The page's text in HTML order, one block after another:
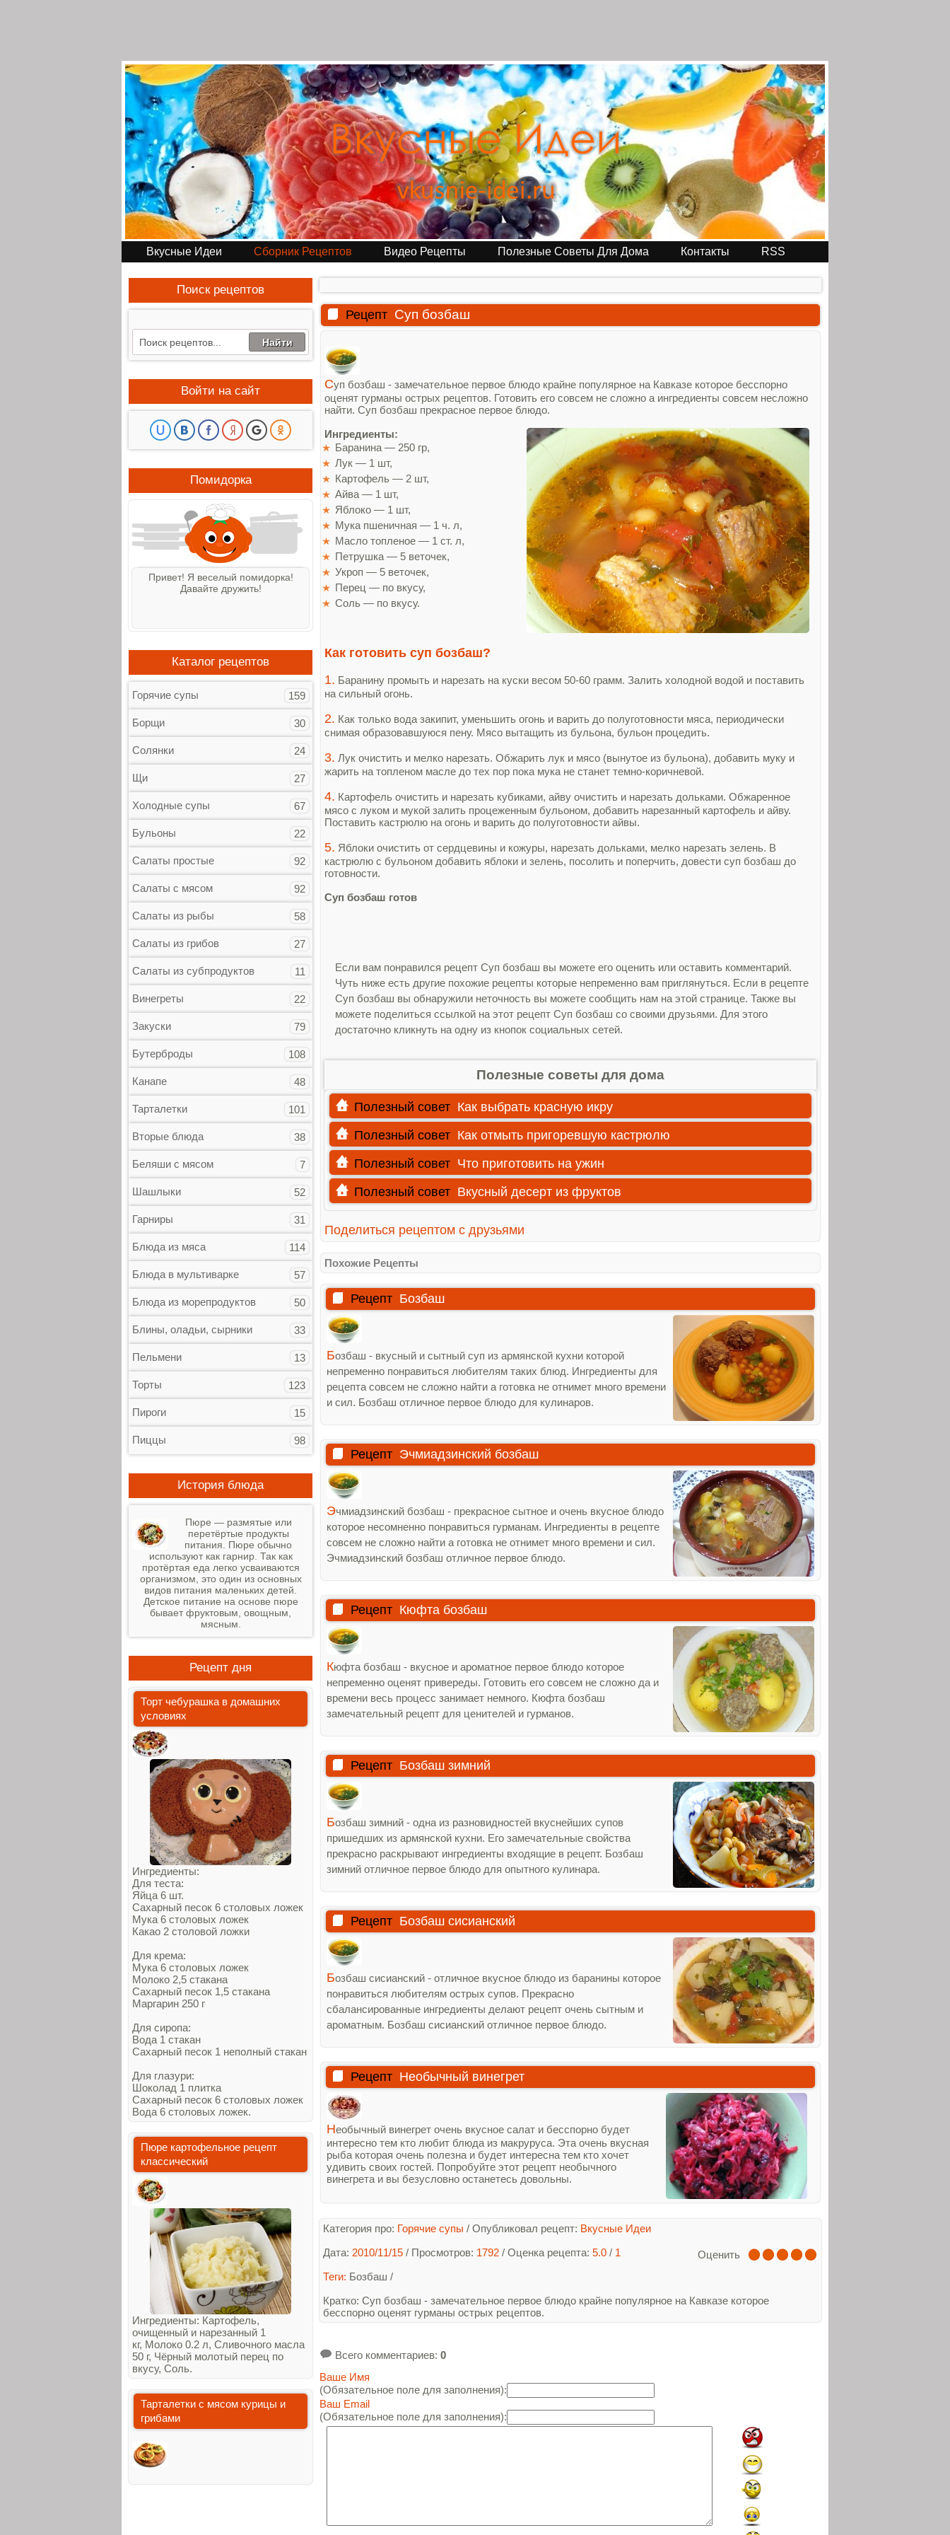
Вкусные Идеи Сборник Рецептов Видео Рецепты Полезные Советы Для Дома Контакты RSS
Рецепт Суп бозбаш
Суп бозбаш - замечательное первое блюдо крайне популярное на Кавказе которое бесспорно
оценят гурманы острых рецептов. Готовить его совсем не сложно а ингредиенты совсем несложно
найти. Суп бозбаш прекрасное первое блюдо.
Ингредиенты:
Баранина — 250 гр,
Лук — 1 шт,
Картофель — 2 шт,
Айва — 1 шт,
Яблоко — 1 шт,
Мука пшеничная — 1 ч. л,
Масло топленое — 1 ст. л,
Петрушка — 5 веточек,
Укроп — 5 веточек,
Перец — по вкусу,
Соль — по вкусу.
Как готовить суп бозбаш?
1. Баранину промыть и нарезать на куски весом 50-60 грамм. Залить холодной водой и поставить
на сильный огонь.
2. Как только вода закипит, уменьшить огонь и варить до полуготовности мяса, периодически
снимая образовавшуюся пену. Мясо вытащить из бульона, бульон процедить.
3. Лук очистить и мелко нарезать. Обжарить лук и мясо (вынутое из бульона), добавить муку и
жарить на топленом масле до тех пор пока мука не станет темно-коричневой.
4. Картофель очистить и нарезать кубиками, айву очистить и нарезать дольками. Обжаренное
мясо с луком и мукой залить процеженным бульоном, добавить нарезанный картофель и айву.
Поставить кастрюлю на огонь и варить до полуготовности айвы.
5. Яблоки очистить от сердцевины и кожуры, нарезать дольками, мелко нарезать зелень. В
кастрюлю с бульоном добавить яблоки и зелень, посолить и поперчить, довести суп бозбаш до
готовности.
Суп бозбаш готов
Если вам понравился рецепт Суп бозбаш вы можете его оценить или оставить комментарий.
Чуть ниже есть другие похожие рецепты которые непременно вам приглянуться. Если в рецепте
Суп бозбаш вы обнаружили неточность вы можете сообщить нам на этой странице. Также вы
можете поделиться ссылкой на этот рецепт Суп бозбаш со своими друзьями. Для этого
достаточно кликнуть на одну из кнопок социальных сетей.
Полезные советы для дома
Полезный совет Как выбрать красную икру
Полезный совет Как отмыть пригоревшую кастрюлю
Полезный совет Что приготовить на ужин
Полезный совет Вкусный десерт из фруктов
Поделиться рецептом с друзьями
Похожие Рецепты
Рецепт Бозбаш
Бозбаш - вкусный и сытный суп из армянской кухни которой
непременно понравиться любителям таких блюд. Ингредиенты для
рецепта совсем не сложно найти а готовка не отнимет много времени
и сил. Бозбаш отличное первое блюдо для кулинаров.
Рецепт Эчмиадзинский бозбаш
Эчмиадзинский бозбаш - прекрасное сытное и очень вкусное блюдо
которое несомненно понравиться гурманам. Ингредиенты в рецепте
совсем не сложно найти а готовка не отнимет много времени и сил.
Эчмиадзинский бозбаш отличное первое блюдо.
Рецепт Кюфта бозбаш
Кюфта бозбаш - вкусное и ароматное первое блюдо которое
непременно оценят привереды. Готовить его совсем не сложно да и
времени весь процесс занимает немного. Кюфта бозбаш
замечательный рецепт для ценителей и гурманов.
Рецепт Бозбаш зимний
Бозбаш зимний - одна из разновидностей вкуснейших супов
пришедших из армянской кухни. Его замечательные свойства
прекрасно раскрывают ингредиенты входящие в рецепт. Бозбаш
зимний отличное первое блюдо для опытного кулинара.
Рецепт Бозбаш сисианский
Бозбаш сисианский - отличное вкусное блюдо из баранины которое
понравиться любителям острых супов. Прекрасно
сбалансированные ингредиенты делают рецепт очень сытным и
ароматным. Бозбаш сисианский отличное первое блюдо.
Рецепт Необычный винегрет
Необычный винегрет очень вкусное салат и бесспорно будет
интересно тем кто любит блюда из макруруса. Эта очень вкусная
рыба которая очень полезна и будет интересна тем кто хочет
удивить своих гостей. Попробуйте этот рецепт необычного
винегрета и вы безусловно останетесь довольны.
Категория про: Горячие супы / Опубликовал рецепт: Вкусные Идеи
Дата: 2010/11/15 / Просмотров: 1792 / Оценка рецепта: 5.0 / 1
Оценить
Теги: Бозбаш /
Кратко: Суп бозбаш - замечательное первое блюдо крайне популярное на Кавказе которое
бесспорно оценят гурманы острых рецептов.
Всего комментариев: 0
Ваше Имя
(Обязательное поле для заполнения):
Ваш Email
(Обязательное поле для заполнения):
Поиск рецептов
Войти на сайт
Помидорка
Привет! Я веселый помидорка!
Давайте дружить!
Каталог рецептов
Горячие супы 159
Борщи 30
Солянки 24
Щи 27
Холодные супы 67
Бульоны 22
Салаты простые 92
Салаты с мясом 92
Салаты из рыбы 58
Салаты из грибов 27
Салаты из субпродуктов 11
Винегреты 22
Закуски 79
Бутерброды 108
Канапе 48
Тарталетки 101
Вторые блюда 38
Беляши с мясом 7
Шашлыки 52
Гарниры 31
Блюда из мяса 114
Блюда в мультиварке 57
Блюда из морепродуктов 50
Блины, оладьи, сырники 33
Пельмени 13
Торты 123
Пироги 15
Пиццы 98
История блюда
Пюре — размятые или
перетёртые продукты
питания. Пюре обычно
используют как гарнир. Так как
протёртая еда легко усваиваются
организмом, это один из основных
видов питания маленьких детей.
Детское питание на основе пюре
бывает фруктовым, овощным,
мясным.
Рецепт дня
Торт чебурашка в домашних
условиях
Ингредиенты:
Для теста:
Яйца 6 шт.
Сахарный песок 6 столовых ложек
Мука 6 столовых ложек
Какао 2 столовой ложки
Для крема:
Мука 6 столовых ложек
Молоко 2,5 стакана
Сахарный песок 1,5 стакана
Маргарин 250 г
Для сиропа:
Вода 1 стакан
Сахарный песок 1 неполный стакан
Для глазури:
Шоколад 1 плитка
Сахарный песок 6 столовых ложек
Вода 6 столовых ложек.
Пюре картофельное рецепт
классический
Ингредиенты: Картофель,
очищенный и нарезанный 1
кг, Молоко 0.2 л, Сливочного масла
50 г, Чёрный молотый перец по
вкусу, Соль.
Тарталетки с мясом курицы и
грибами